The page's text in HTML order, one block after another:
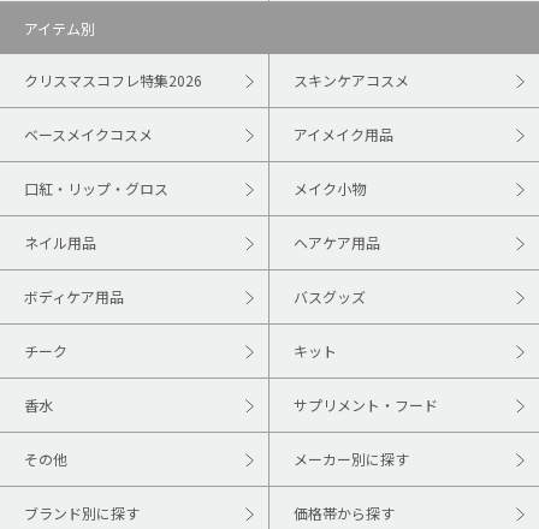
アイテム別
クリスマスコフレ特集2026 スキンケアコスメ
ベースメイクコスメ アイメイク用品
口紅・リップ・グロス メイク小物
ネイル用品 ヘアケア用品
ボディケア用品 バスグッズ
チーク キット
香水 サプリメント・フード
その他 メーカー別に探す
ブランド別に探す 価格帯から探す